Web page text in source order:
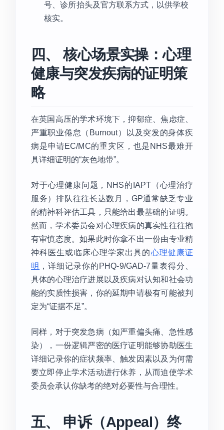
号、诊所抬头及官方联系方式，以供学校
核实。
四、 核心场景实操：心理
健康与突发疾病的证明策
略
在英国高压的学术环境下，抑郁症、焦虑症、
严重职业倦怠（Burnout）以及突发的身体疾
病是申请EC/MC的重灾区，也是NHS最难开
具详细证明的“灰色地带”。
对于心理健康问题，NHS的IAPT（心理治疗
服务）排队往往长达数月，GP通常缺乏专业
的精神科评估工具，只能给出最基础的证明。
然而，学术委员会对心理疾病的真实性往往抱
有审慎态度。如果此时你拿不出一份由专业精
神科医生或临床心理学家出具的心理健康证
明 ，详细记录你的PHQ-9/GAD-7量表得分、
具体的心理治疗进展以及疾病对认知和社会功
能的实质性损害，你的延期申请极有可能被判
定为“证据不足”。
同样，对于突发急病（如严重偏头痛、急性感
染），一份逻辑严密的医疗证明能够协助医生
详细记录你的症状频率、触发因素以及为何需
要立即停止学术活动进行休养，从而迫使学术
委员会承认你缺考的绝对必要性与合理性。
五、 申诉（Appeal）终